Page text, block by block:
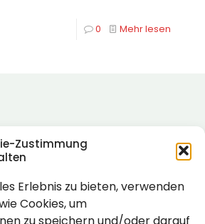
Zustimmung
Erlebnis zu bieten, verwenden
Cookies, um
0 Mehr lesen